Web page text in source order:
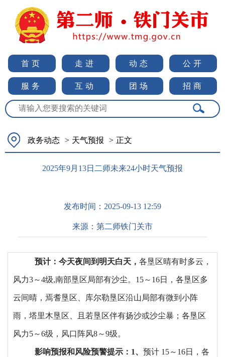
首页 走进 动态 公开
服务 互动 团场 招商
政务动态 > 天气预报 > 正文
2025年9月13日二师未来24小时天气预报
发布时间： 2025-09-13 12:59
来源： 第二师铁门关市
预计： 今天夜间到明天白天， 各垦区晴有时多云，
风力3～4级,南部垦区局部有沙尘。 15～ 16日，各垦区多
云间晴，焉耆垦区、库尔勒垦区沿山局部有微到小阵
雨，塔里木垦区、且若垦区伴有扬沙或沙尘暴；各垦区
风力5～6级，风口阵风8～9级。
影响预报和风险预警提示： 1、 预计 15～16日，各